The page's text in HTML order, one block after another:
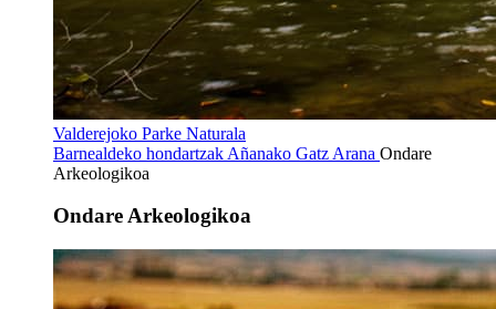
Valderejoko Parke Naturala
Barnealdeko hondartzak Añanako Gatz Arana Ondare
Arkeologikoa
Ondare Arkeologikoa